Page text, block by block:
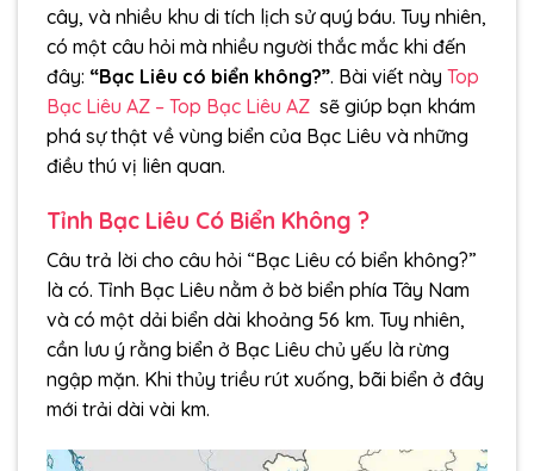
cây, và nhiều khu di tích lịch sử quý báu. Tuy nhiên,
có một câu hỏi mà nhiều người thắc mắc khi đến
đây: “Bạc Liêu có biển không?”. Bài viết này Top
Bạc Liêu AZ – Top Bạc Liêu AZ sẽ giúp bạn khám
phá sự thật về vùng biển của Bạc Liêu và những
điều thú vị liên quan.
Tỉnh Bạc Liêu Có Biển Không ?
Câu trả lời cho câu hỏi “Bạc Liêu có biển không?”
là có. Tỉnh Bạc Liêu nằm ở bờ biển phía Tây Nam
và có một dải biển dài khoảng 56 km. Tuy nhiên,
cần lưu ý rằng biển ở Bạc Liêu chủ yếu là rừng
ngập mặn. Khi thủy triều rút xuống, bãi biển ở đây
mới trải dài vài km.